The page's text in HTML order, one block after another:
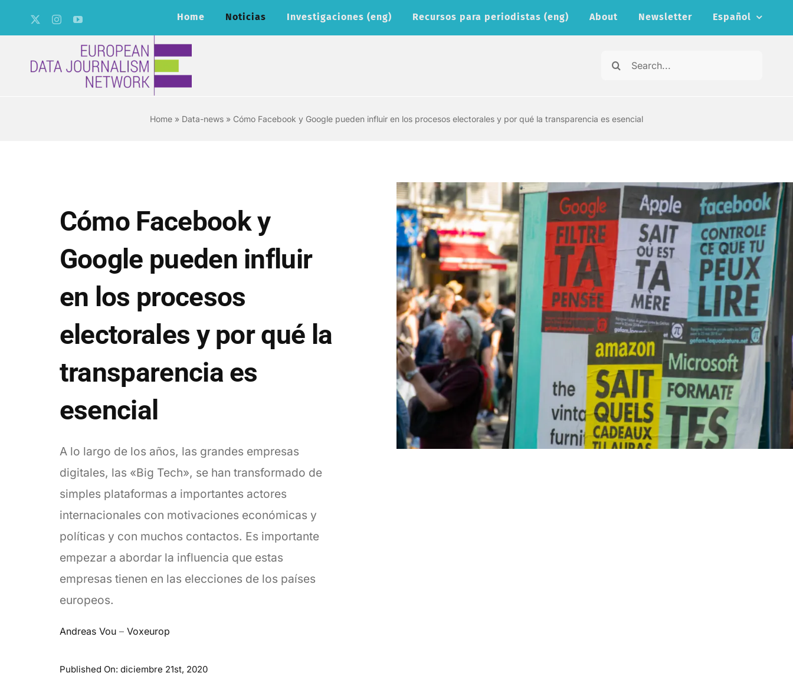
Home Noticias Investigaciones (eng) Recursos para periodistas (eng) About Newsletter Español
Search
Home » Data-news » Cómo Facebook y Google pueden influir en los procesos electorales y por qué la transparencia es esencial
Cómo Facebook y
Google pueden influir
en los procesos
electorales y por qué la
transparencia es
esencial
A lo largo de los años, las grandes empresas
digitales, las «Big Tech», se han transformado de
simples plataformas a importantes actores
internacionales con motivaciones económicas y
políticas y con muchos contactos. Es importante
empezar a abordar la influencia que estas
empresas tienen en las elecciones de los países
europeos.
Andreas Vou– Voxeurop
Published On: diciembre 21st, 2020